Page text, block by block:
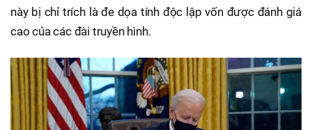
này bị chỉ trích là đe dọa tính độc lập vốn được đánh giá
cao của các đài truyền hình.